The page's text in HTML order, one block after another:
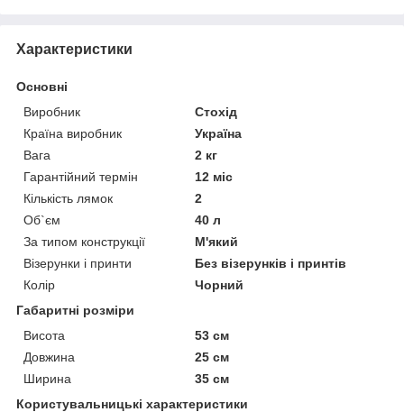
Характеристики
Основні
Виробник
Стохід
Країна виробник
Україна
Вага
2 кг
Гарантійний термін
12 міс
Кількість лямок
2
Об`єм
40 л
За типом конструкції
М'який
Візерунки і принти
Без візерунків і принтів
Колір
Чорний
Габаритні розміри
Висота
53 см
Довжина
25 см
Ширина
35 см
Користувальницькі характеристики